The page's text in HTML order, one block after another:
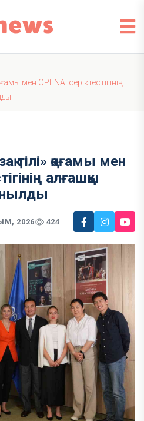
мен OPENAI серіктестігінің
тілі» қоғамы мен
алғашқы
2026 424